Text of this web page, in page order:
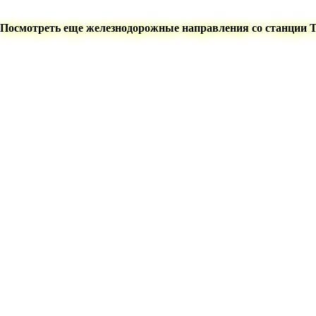
Посмотреть еще железнодорожные направления со станции